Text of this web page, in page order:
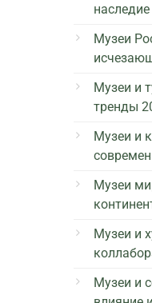
наследие
Музеи
Музеи и
тренды
Музеи и
Музеи
Музеи и
Музеи и